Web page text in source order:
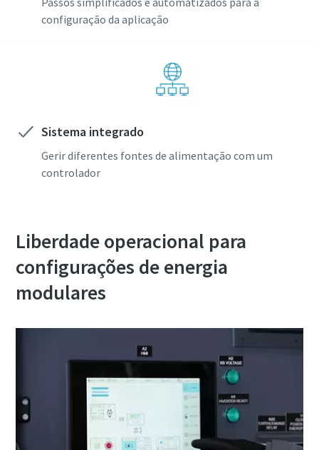
configuração da aplicação
Sistema integrado
Gerir diferentes fontes de alimentação com um
controlador
Liberdade operacional para
configurações de energia
modulares